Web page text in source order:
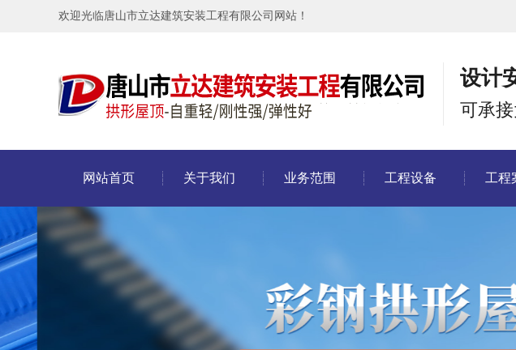
欢迎光临唐山市立达建筑安装工程有限公司网站！
设计
可承
网站首页 关于我们 业务范围 工程设备 工程